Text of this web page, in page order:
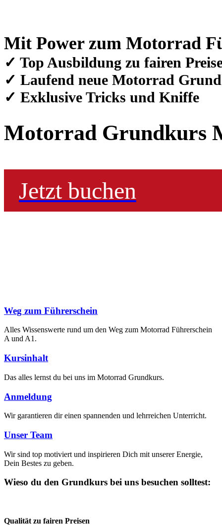
Mit Power zum Motorrad
✓ Top Ausbildung zu fairen
✓ Laufend neue Motorrad
✓ Exklusive Tricks und Kniffe
Motorrad Grundkurs
Jetzt buchen
Weg zum Führerschein
Alles Wissenswerte rund um den Weg zum Motorrad Führerschein
A und A1.
Kursinhalt
Das alles lernst du bei uns im Motorrad Grundkurs.
Anmeldung
Wir garantieren dir einen spannenden und lehrreichen Unterricht.
Unser Team
Wir sind top motiviert und inspirieren Dich mit unserer Energie,
Dein Bestes zu geben.
Wieso du den Grundkurs bei uns besuchen solltest:
Qualität zu fairen Preisen